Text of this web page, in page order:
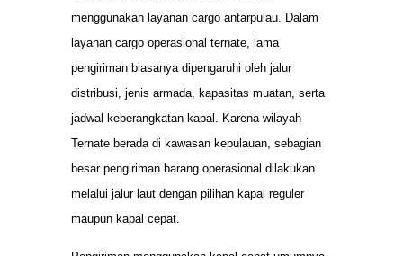
menggunakan layanan cargo antarpulau. Dalam
layanan cargo operasional ternate, lama
pengiriman biasanya dipengaruhi oleh jalur
distribusi, jenis armada, kapasitas muatan, serta
jadwal keberangkatan kapal. Karena wilayah
Ternate berada di kawasan kepulauan, sebagian
besar pengiriman barang operasional dilakukan
melalui jalur laut dengan pilihan kapal reguler
maupun kapal cepat.